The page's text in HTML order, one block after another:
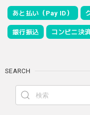
あと払い（Pay ID）
銀行振込 コンビニ決
SEARCH